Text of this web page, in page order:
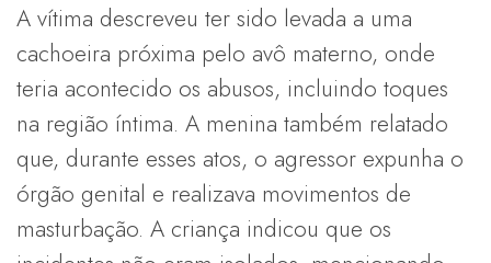
A vítima descreveu ter sido levada a uma
cachoeira próxima pelo avô materno, onde
teria acontecido os abusos, incluindo toques
na região íntima. A menina também relatado
que, durante esses atos, o agressor expunha o
órgão genital e realizava movimentos de
masturbação. A criança indicou que os